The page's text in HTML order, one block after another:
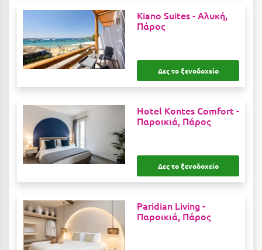
Μυστράς
Μυτιλήνη
Νάξος
Νάουσα
Ναυπακτία
Νέα Μάκρη
Νέα Στύρα Εύβοιας
Kiano Suites -Αλυκή,
Πάρος
Δες το ξενοδοχείο
Hotel Kontes Comfort -
Παροικιά, Πάρος
Δες το ξενοδοχείο
Paridian Living -
Παροικιά, Πάρος